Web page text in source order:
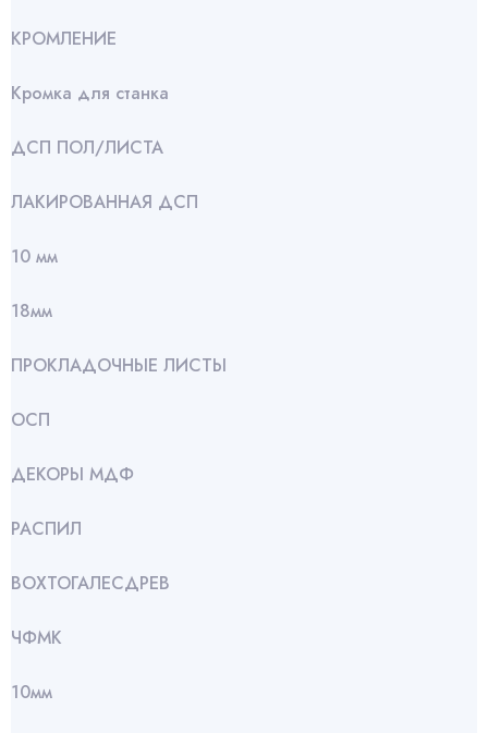
КРОМЛЕНИЕ
Кромка для станка
ДСП ПОЛ/ЛИСТА
ЛАКИРОВАННАЯ ДСП
10 мм
18мм
ПРОКЛАДОЧНЫЕ ЛИСТЫ
ОСП
ДЕКОРЫ МДФ
РАСПИЛ
ВОХТОГАЛЕСДРЕВ
ЧФМК
10мм